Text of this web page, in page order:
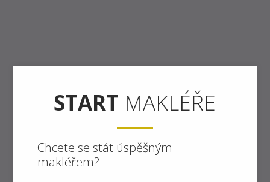
START MAKLÉŘE
Chcete se stát úspěšným
makléřem?